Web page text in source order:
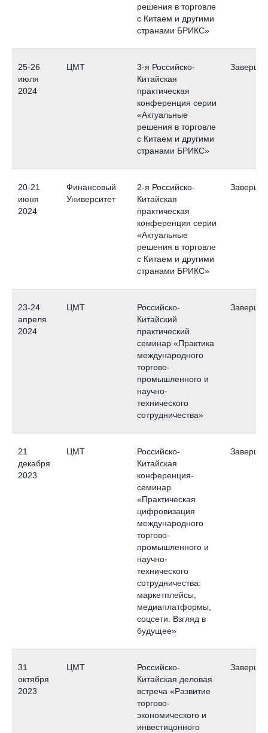
решения в торговле
с Китаем и другими
странами БРИКС»
25-26
июля
2024
ЦМТ
3-я Российско-
Китайская
практическая
конференция серии
«Актуальные
решения в торговле
с Китаем и другими
странами БРИКС»
20-21
июня
2024
Финансовый
Университет
2-я Российско-
Китайская
практическая
конференция серии
«Актуальные
решения в торговле
с Китаем и другими
странами БРИКС»
23-24
апреля
2024
ЦМТ
Российско-
Китайский
практический
семинар «Практика
международного
торгово-
промышленного и
научно-
технического
сотрудничества»
21
декабря
2023
ЦМТ
Российско-
Китайская
конференция-
семинар
«Практическая
цифровизация
международного
торгово-
промышленного и
научно-
технического
сотрудничества:
маркетплейсы,
медиаплатформы,
соцсети. Взгляд в
будущее»
31
октября
2023
ЦМТ
Российско-
Китайская деловая
встреча «Развитие
торгово-
экономического и
инвестицонного